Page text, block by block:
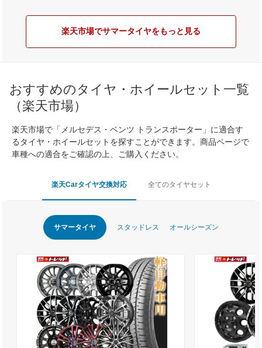
楽天市場でサマータイヤをもっと見る
おすすめのタイヤ・ホイールセット一覧
（楽天市場）
楽天市場で「メルセデス・ベンツ トランスポーター」に適合す
るタイヤ・ホイールセットを探すことができます。商品ページで
車種への適合をご確認の上、ご購入ください。
楽天Carタイヤ交換対応 全てのタイヤセット
サマータイヤ スタッドレス オールシーズン